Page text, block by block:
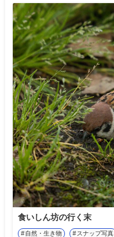
食いしん坊の行く末
自然・生き物 スナップ写真